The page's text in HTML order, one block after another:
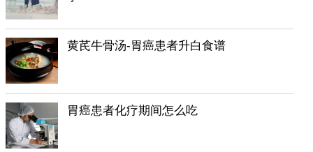
黄芪牛骨汤-胃癌患者升白食谱
胃癌患者化疗期间怎么吃